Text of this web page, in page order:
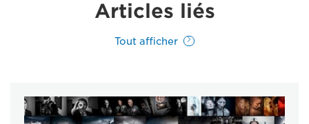
Articles liés
Tout afficher